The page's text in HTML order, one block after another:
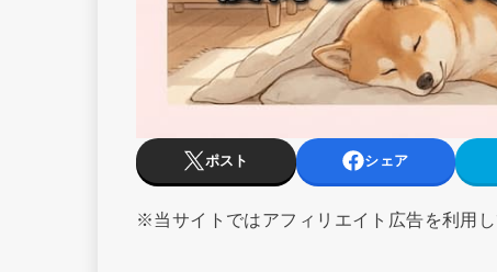
ポスト シェア
※当サイトではアフィリエイト広告を利用し